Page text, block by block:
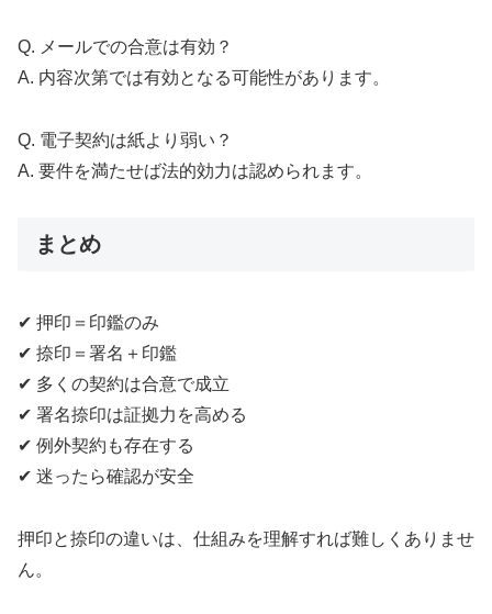
Q. メールでの合意は有効？
A. 内容次第では有効となる可能性があります。
Q. 電子契約は紙より弱い？
A. 要件を満たせば法的効力は認められます。
まとめ
✔ 押印＝印鑑のみ
✔ 捺印＝署名＋印鑑
✔ 多くの契約は合意で成立
✔ 署名捺印は証拠力を高める
✔ 例外契約も存在する
✔ 迷ったら確認が安全
押印と捺印の違いは、仕組みを理解すれば難しくありませ
ん。